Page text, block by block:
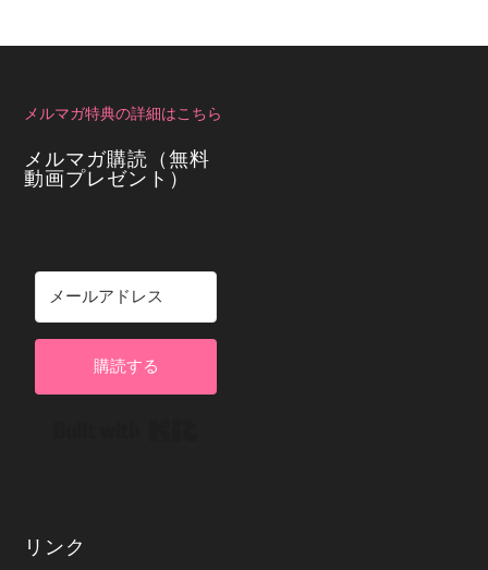
メルマガ特典の詳細はこちら
メルマガ購読（無料
動画プレゼント）
購読する
リンク